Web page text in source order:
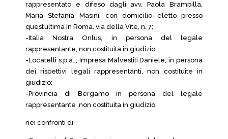
rappresentato e difeso dagli avv. Paola Brambilla,
Maria Stefania Masini, con domicilio eletto presso
quest’ultima in Roma, via della Vite, n. 7;
-Italia Nostra Onlus, in persona del legale
rappresentante, non costituita in giudizio;
-Locatelli s.p.a.., Impresa Malvestiti Daniele, in persona
dei rispettivi legali rappresentanti, non costituite in
giudizio;
-Provincia di Bergamo in persona del legale
rappresentante ,non costituita in giudizio;
nei confronti di